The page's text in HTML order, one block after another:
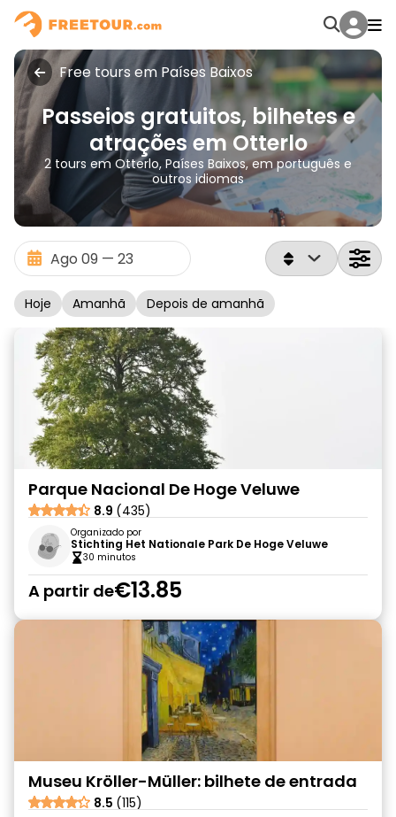
Free tours em Países Baixos
Passeios gratuitos, bilhetes e
atrações em Otterlo
2 tours em Otterlo, Países Baixos, em português e
outros idiomas
Hoje Amanhã Depois de amanhã
Parque Nacional De Hoge Veluwe
8.9 (435)
Organizado por
Stichting Het Nationale Park De Hoge Veluwe
30 minutos
A partir de€13.85
Museu Kröller-Müller: bilhete de entrada
8.5 (115)